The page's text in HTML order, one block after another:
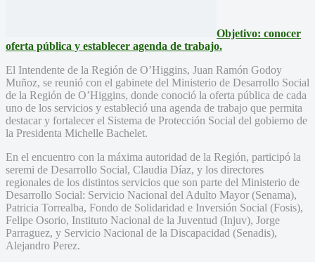
Objetivo: conocer
oferta pública y establecer agenda de trabajo.
El Intendente de la Región de O’Higgins, Juan Ramón Godoy
Muñoz, se reunió con el gabinete del Ministerio de Desarrollo Social
de la Región de O’Higgins, donde conoció la oferta pública de cada
uno de los servicios y estableció una agenda de trabajo que permita
destacar y fortalecer el Sistema de Protección Social del gobierno de
la Presidenta Michelle Bachelet.
En el encuentro con la máxima autoridad de la Región, participó la
seremi de Desarrollo Social, Claudia Díaz, y los directores
regionales de los distintos servicios que son parte del Ministerio de
Desarrollo Social: Servicio Nacional del Adulto Mayor (Senama),
Patricia Torrealba, Fondo de Solidaridad e Inversión Social (Fosis),
Felipe Osorio, Instituto Nacional de la Juventud (Injuv), Jorge
Parraguez, y Servicio Nacional de la Discapacidad (Senadis),
Alejandro Perez.